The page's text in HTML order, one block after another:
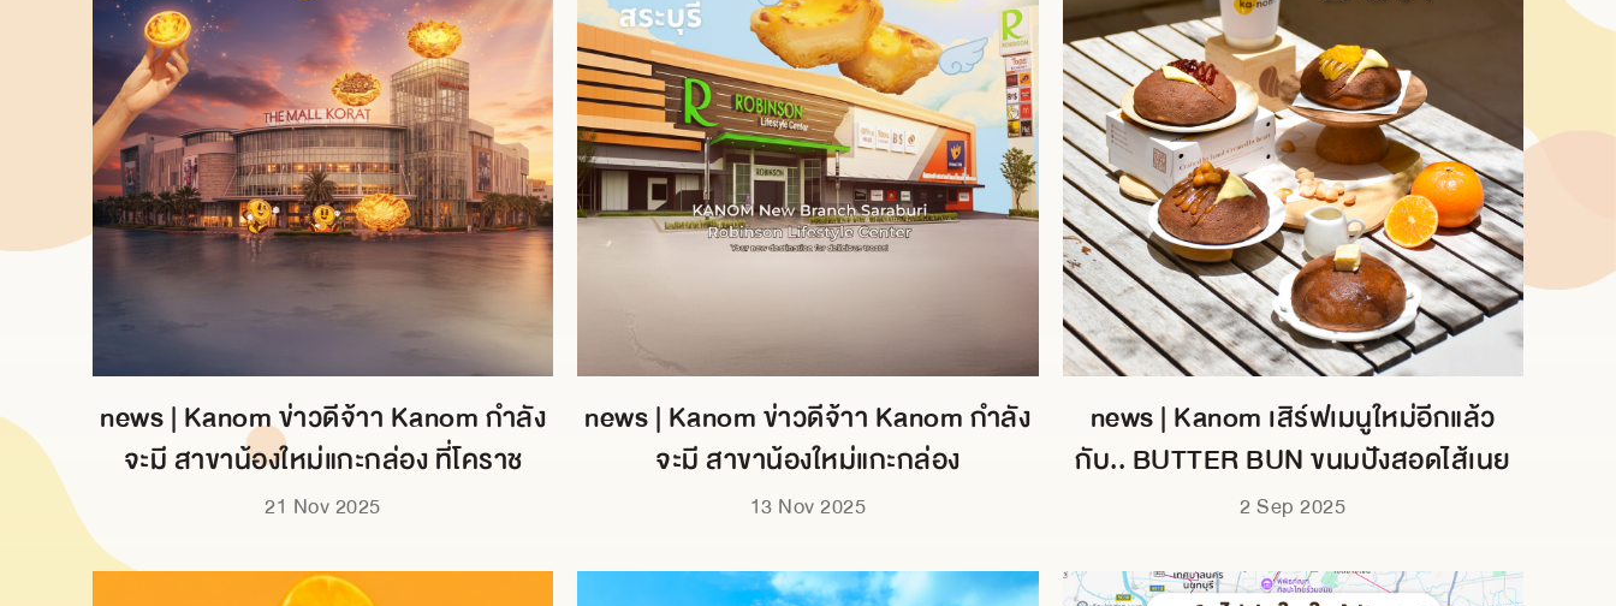
news | Kanom ข่าวดีจ้าา Kanom กำลัง
จะมี สาขาน้องใหม่แกะกล่อง ที่โคราช
21 Nov 2025
news | Kanom ข่าวดีจ้าา Kanom กำลัง
จะมี สาขาน้องใหม่แกะกล่อง
13 Nov 2025
news | Kanom เสิร์ฟเมนูใหม่อีกแล้ว
กับ.. BUTTER BUN ขนมปังสอดไส้เนย
2 Sep 2025